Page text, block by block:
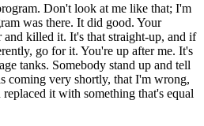
Don't look at me like that; I'm
was there. It did good. Your
and killed it. It's that straight-up, and if
go for it. You're up after me. It's
tanks. Somebody stand up and tell
coming very shortly, that I'm wrong,
it with something that's equal